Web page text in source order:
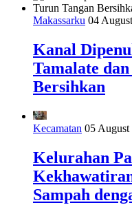
Makassarku 04
Kanal
Tamalate
Bersihkan
Kecamatan 05 August
Kelurahan
Sampah